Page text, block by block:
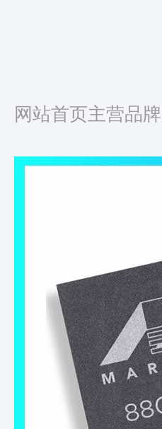
网站首页主营品牌